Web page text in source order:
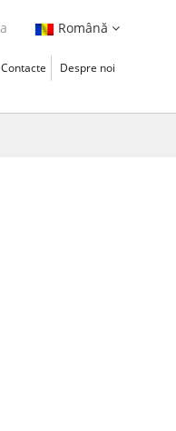
Română
Contacte Despre noi